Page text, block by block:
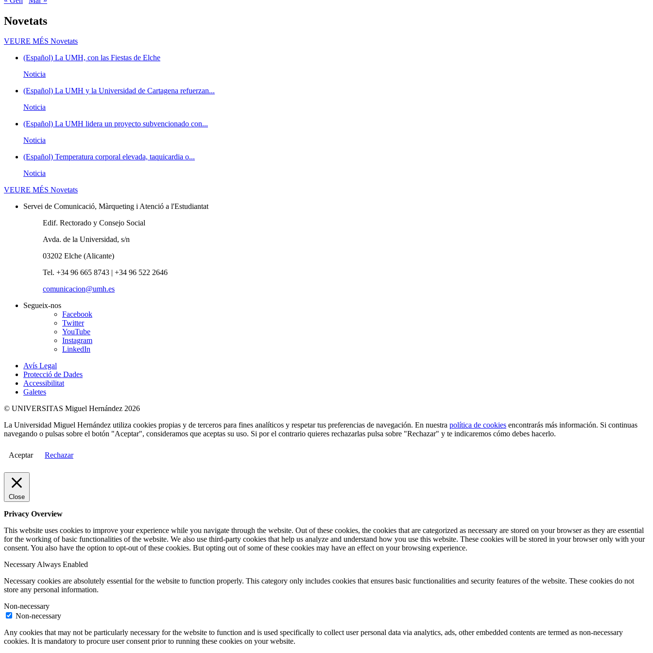
Novetats
VEURE MÉS Novetats
(Español) La UMH, con las Fiestas de Elche
Noticia
(Español) La UMH y la Universidad de Cartagena refuerzan...
Noticia
(Español) La UMH lidera un proyecto subvencionado con...
Noticia
(Español) Temperatura corporal elevada, taquicardia o...
Noticia
VEURE MÉS Novetats
Servei de Comunicació, Màrqueting i Atenció a l'Estudiantat
Edif. Rectorado y Consejo Social
Avda. de la Universidad, s/n
03202 Elche (Alicante)
Tel. +34 96 665 8743 | +34 96 522 2646
comunicacion@umh.es
Segueix-nos
Facebook
Twitter
YouTube
Instagram
LinkedIn
Avís Legal
Protecció de Dades
Accessibilitat
Galetes
© UNIVERSITAS Miguel Hernández 2026
La Universidad Miguel Hernández utiliza cookies propias y de terceros para fines analíticos y respetar tus preferencias de navegación. En nuestra política de cookies encontrarás más información. Si continuas
navegando o pulsas sobre el botón "Aceptar", consideramos que aceptas su uso. Si por el contrario quieres rechazarlas pulsa sobre "Rechazar" y te indicaremos cómo debes hacerlo.
Aceptar Rechazar
Close
Privacy Overview
This website uses cookies to improve your experience while you navigate through the website. Out of these cookies, the cookies that are categorized as necessary are stored on your browser as they are essential
for the working of basic functionalities of the website. We also use third-party cookies that help us analyze and understand how you use this website. These cookies will be stored in your browser only with your
consent. You also have the option to opt-out of these cookies. But opting out of some of these cookies may have an effect on your browsing experience.
NecessaryAlways Enabled
Necessary cookies are absolutely essential for the website to function properly. This category only includes cookies that ensures basic functionalities and security features of the website. These cookies do not
store any personal information.
Non-necessary
Non-necessary
Any cookies that may not be particularly necessary for the website to function and is used specifically to collect user personal data via analytics, ads, other embedded contents are termed as non-necessary
cookies. It is mandatory to procure user consent prior to running these cookies on your website.